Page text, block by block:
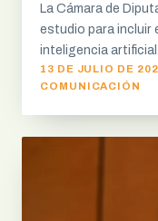
La Cámara de
estudio para incluir
inteligencia artificial.
13 DE JULIO DE
COMUNICACIÓN